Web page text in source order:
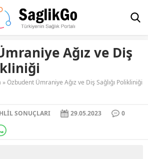
Ağız ve Diş
»Özbudent Ümraniye Ağız ve Diş Sağlığı Polikliniği
SONUÇLARI 29.05.2023
0